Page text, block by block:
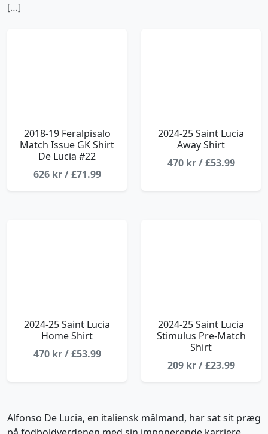
[…]
2018-19 Feralpisalo
Match Issue GK Shirt
De Lucia #22
626 kr / £71.99
2024-25 Saint Lucia
Away Shirt
470 kr / £53.99
2024-25 Saint Lucia
Home Shirt
470 kr / £53.99
2024-25 Saint Lucia
Stimulus Pre-Match
Shirt
209 kr / £23.99
Alfonso De Lucia, en italiensk målmand, har sat sit præg